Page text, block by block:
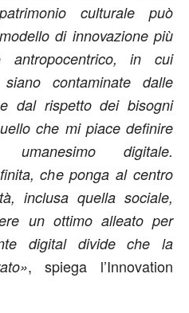
culturale può
di innovazione più
antropocentrico, in cui
contaminate dalle
dal rispetto dei bisogni
che mi piace definire
digitale.
che ponga al centro
inclusa quella sociale,
un ottimo alleato per
digital divide che la
, spiega l’Innovation